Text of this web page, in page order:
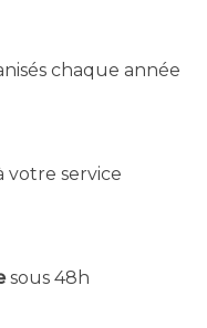
chaque année
votre service
sous 48h